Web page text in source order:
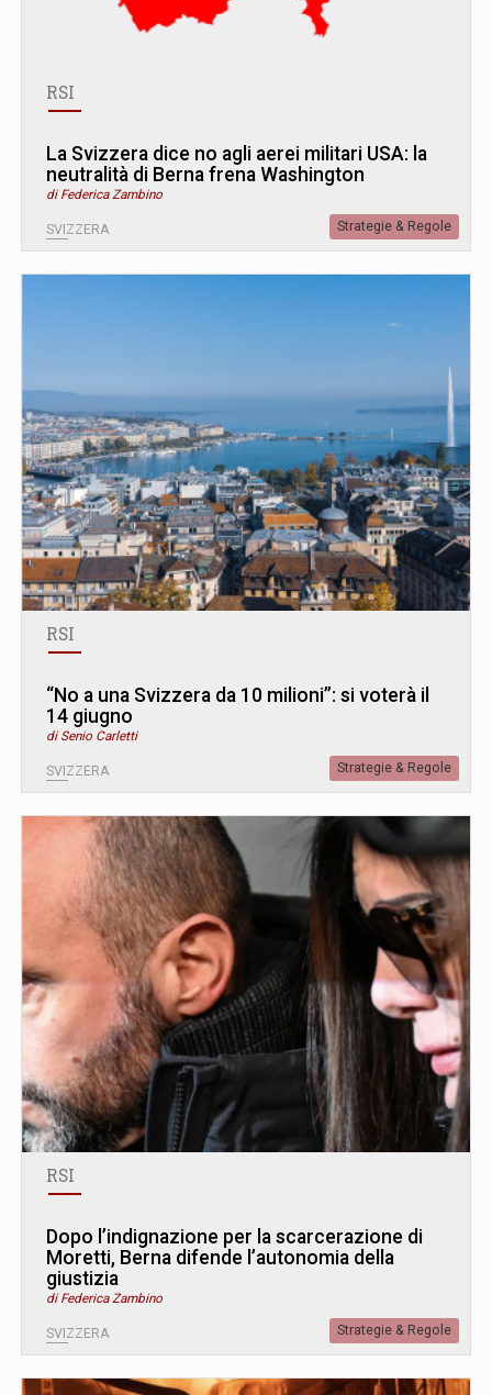
RSI
La Svizzera dice no agli aerei militari USA: la
neutralità di Berna frena Washington
di Federica Zambino
SVIZZERA Strategie & Regole
RSI
“No a una Svizzera da 10 milioni”: si voterà il
14 giugno
di Senio Carletti
SVIZZERA Strategie & Regole
RSI
Dopo l’indignazione per la scarcerazione di
Moretti, Berna difende l’autonomia della
giustizia
di Federica Zambino
SVIZZERA Strategie & Regole